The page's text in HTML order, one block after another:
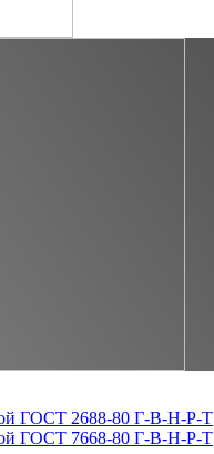
ГОСТ 2688-80 Г-В-Н-Р-Т
ГОСТ 7668-80 Г-В-Н-Р-Т